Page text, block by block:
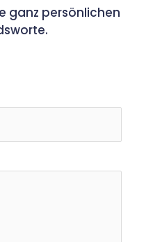
ganz persönlichen